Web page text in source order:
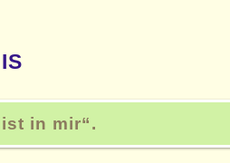
in mir .